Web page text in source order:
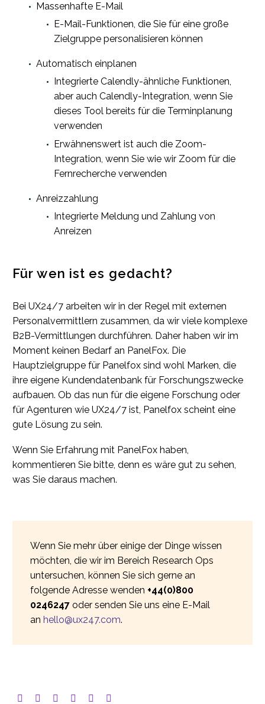
Massenhafte E-Mail
E-Mail-Funktionen, die Sie für eine große
Zielgruppe personalisieren können
Automatisch einplanen
Integrierte Calendly-ähnliche Funktionen,
aber auch Calendly-Integration, wenn Sie
dieses Tool bereits für die Terminplanung
verwenden
Erwähnenswert ist auch die Zoom-
Integration, wenn Sie wie wir Zoom für die
Fernrecherche verwenden
Anreizzahlung
Integrierte Meldung und Zahlung von
Anreizen
Für wen ist es gedacht?
Bei UX24/7 arbeiten wir in der Regel mit externen
Personalvermittlern zusammen, da wir viele komplexe
B2B-Vermittlungen durchführen. Daher haben wir im
Moment keinen Bedarf an PanelFox. Die
Hauptzielgruppe für Panelfox sind wohl Marken, die
ihre eigene Kundendatenbank für Forschungszwecke
aufbauen. Ob das nun für die eigene Forschung oder
für Agenturen wie UX24/7 ist, Panelfox scheint eine
gute Lösung zu sein.
Wenn Sie Erfahrung mit PanelFox haben,
kommentieren Sie bitte, denn es wäre gut zu sehen,
was Sie daraus machen.
Wenn Sie mehr über einige der Dinge wissen
möchten, die wir im Bereich Research Ops
untersuchen, können Sie sich gerne an
folgende Adresse wenden +44(0)800
0246247 oder senden Sie uns eine E-Mail
an hello@ux247.com.